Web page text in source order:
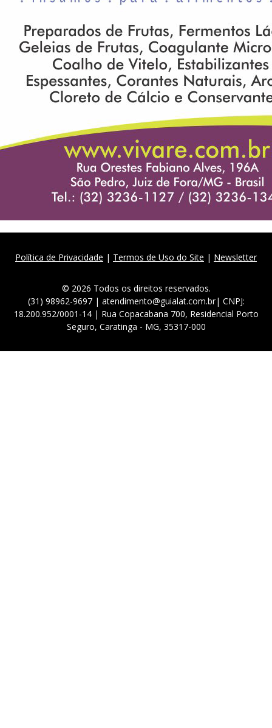
Política de Privacidade | Termos de Uso do Site | Newsletter
© 2026 Todos os direitos reservados.
(31) 98962-9697 | atendimento@guialat.com.br| CNPJ:
18.200.952/0001-14 | Rua Copacabana 700, Residencial Porto
Seguro, Caratinga - MG, 35317-000